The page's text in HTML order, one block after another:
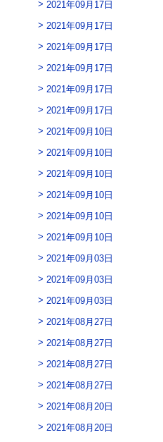
2021年09月17日
2021年09月17日
2021年09月17日
2021年09月17日
2021年09月17日
2021年09月17日
2021年09月10日
2021年09月10日
2021年09月10日
2021年09月10日
2021年09月10日
2021年09月10日
2021年09月03日
2021年09月03日
2021年09月03日
2021年08月27日
2021年08月27日
2021年08月27日
2021年08月27日
2021年08月20日
2021年08月20日